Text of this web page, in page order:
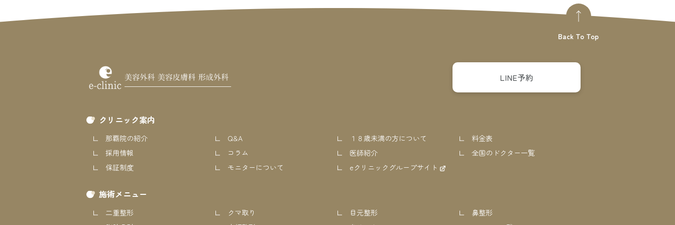
LINE予約
クリニック案内
那覇院の紹介 Q&A １８歳未満の方について
料金表
採用情報
コラム 医師紹介
全国のドクター一覧
保証制度
モニターについて eクリニックグループサイト
施術メニュー
二重整形 クマ取り 目元整形
鼻整形
Back To Top